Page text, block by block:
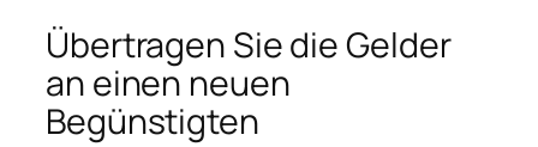
Übertragen Sie die Gelder
an einen neuen
Begünstigten